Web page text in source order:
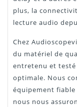
plus, la
lecture audio
Chez
du matériel de
entretenu et
optimale. Nous
équipement
nous nous